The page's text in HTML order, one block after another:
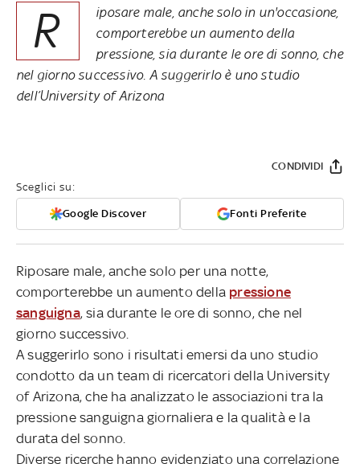
R
iposare male, anche solo in un'occasione,
comporterebbe un aumento della
pressione, sia durante le ore di sonno, che
nel giorno successivo. A suggerirlo è uno studio
dell’University of Arizona
Sceglici su:
Google Discover Fonti Preferite
CONDIVIDI
Riposare male, anche solo per una notte,
comporterebbe un aumento della pressione
sanguigna, sia durante le ore di sonno, che nel
giorno successivo.
A suggerirlo sono i risultati emersi da uno studio
condotto da un team di ricercatori della University
of Arizona, che ha analizzato le associazioni tra la
pressione sanguigna giornaliera e la qualità e la
durata del sonno.
Diverse ricerche hanno evidenziato una correlazione